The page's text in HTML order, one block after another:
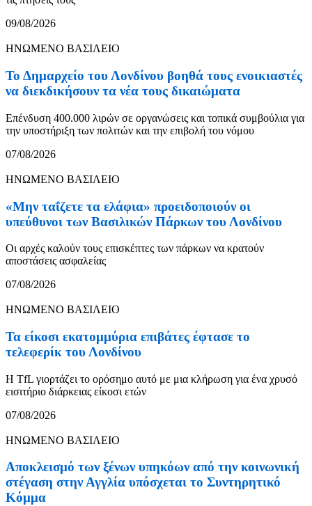
09/08/2026
ΗΝΩΜΕΝΟ ΒΑΣΙΛΕΙΟ
Το Δημαρχείο του Λονδίνου βοηθά τους ενοικιαστές
να διεκδικήσουν τα νέα τους δικαιώματα
Επένδυση 400.000 λιρών σε οργανώσεις και τοπικά συμβούλια για
την υποστήριξη των πολιτών και την επιβολή του νόμου
07/08/2026
ΗΝΩΜΕΝΟ ΒΑΣΙΛΕΙΟ
«Μην ταΐζετε τα ελάφια» προειδοποιούν οι
υπεύθυνοι των Βασιλικών Πάρκων του Λονδίνου
Οι αρχές καλούν τους επισκέπτες των πάρκων να κρατούν
αποστάσεις ασφαλείας
07/08/2026
ΗΝΩΜΕΝΟ ΒΑΣΙΛΕΙΟ
Τα είκοσι εκατομμύρια επιβάτες έφτασε το
τελεφερίκ του Λονδίνου
Η TfL γιορτάζει το ορόσημο αυτό με μια κλήρωση για ένα χρυσό
εισιτήριο διάρκειας είκοσι ετών
07/08/2026
ΗΝΩΜΕΝΟ ΒΑΣΙΛΕΙΟ
Αποκλεισμό των ξένων υπηκόων από την κοινωνική
στέγαση στην Αγγλία υπόσχεται το Συντηρητικό
Κόμμα